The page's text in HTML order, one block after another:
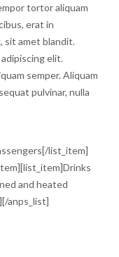
tortor aliquam
erat in
sit amet blandit.
elit.
semper. Aliquam
pulvinar, nulla
list_item]
and heated
anps_list]